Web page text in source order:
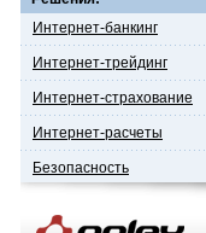
Интернет-банкинг
Интернет-трейдинг
Интернет-страхование
Интернет-расчеты
Безопасность